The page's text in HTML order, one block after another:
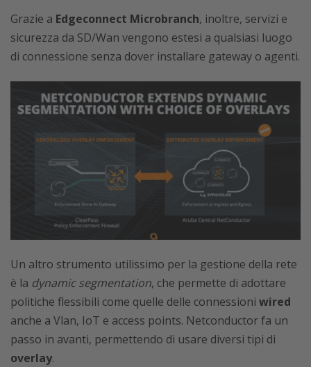
Grazie a Edgeconnect Microbranch, inoltre, servizi e
sicurezza da SD/Wan vengono estesi a qualsiasi luogo
di connessione senza dover installare gateway o agenti.
Un altro strumento utilissimo per la gestione della rete
è la dynamic segmentation, che permette di adottare
politiche flessibili come quelle delle connessioni wired
anche a Vlan, IoT e access points. Netconductor fa un
passo in avanti, permettendo di usare diversi tipi di
overlay.